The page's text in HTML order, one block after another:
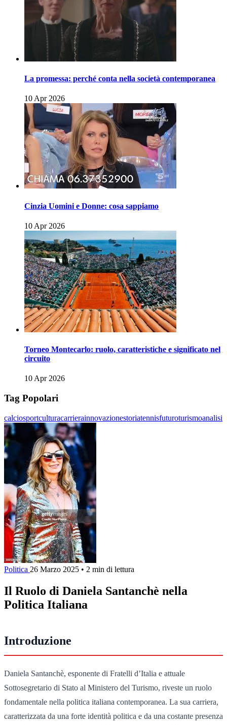
La promessa: perché conta nella società contemporanea
10 Apr 2026
Cinzia Uomini e Donne: cosa sappiamo
10 Apr 2026
Torneo Montecarlo: ruolo, caratteristiche e significato nel
circuito
10 Apr 2026
Tag Popolari
calciosportculturacarrierainnovazionestoriatennisfuturoturismoanalisi
Politica 26 Marzo 2025 • 2 min di lettura
Il Ruolo di Daniela Santanchè nella
Politica Italiana
Introduzione
Daniela Santanchè, esponente di Fratelli d’Italia e attuale
Sottosegretario di Stato al Ministero del Turismo, riveste un ruolo
fondamentale nella politica italiana contemporanea. La sua carriera,
caratterizzata da una forte identità politica e da una costante presenza